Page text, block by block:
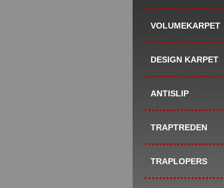
VOLUMEKARPET
DESIGN KARPET
ANTISLIP
TRAPTREDEN
TRAPLOPERS